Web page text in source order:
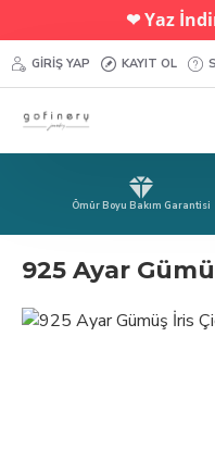
❤︎Yaz
GIRIŞ YAP KAYIT OL
Ömür Boyu Bakım Garantisi
925 Ayar